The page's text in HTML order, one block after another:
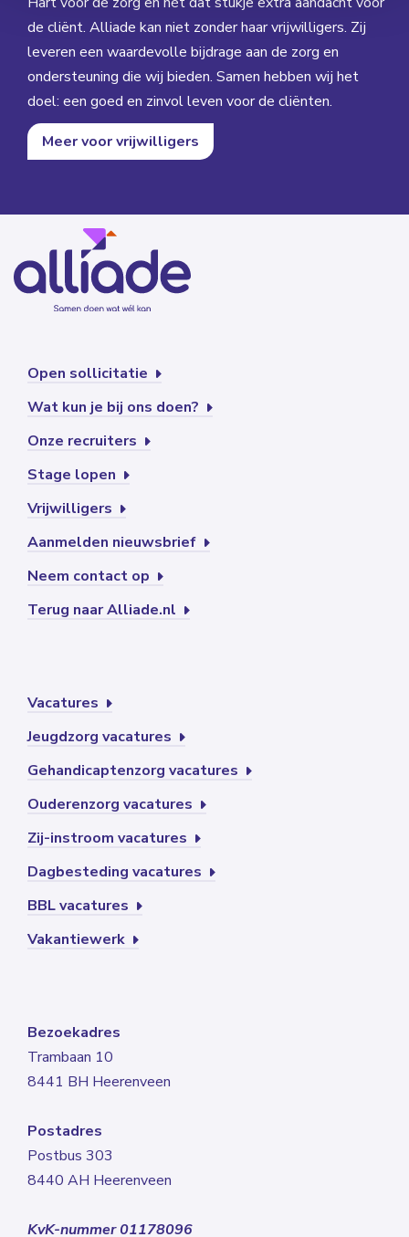
de cliënt. Alliade kan niet zonder haar vrijwilligers. Zij
leveren een waardevolle bijdrage aan de zorg en
ondersteuning die wij bieden. Samen hebben wij het
doel: een goed en zinvol leven voor de cliënten.
Meer voor vrijwilligers
Open sollicitatie
Wat kun je bij ons doen?
Onze recruiters
Stage lopen
Vrijwilligers
Aanmelden nieuwsbrief
Neem contact op
Terug naar Alliade.nl
Vacatures
Jeugdzorg vacatures
Gehandicaptenzorg vacatures
Ouderenzorg vacatures
Zij-instroom vacatures
Dagbesteding vacatures
BBL vacatures
Vakantiewerk
Bezoekadres
Trambaan 10
8441 BH Heerenveen
Postadres
Postbus 303
8440 AH Heerenveen
KvK-nummer 01178096